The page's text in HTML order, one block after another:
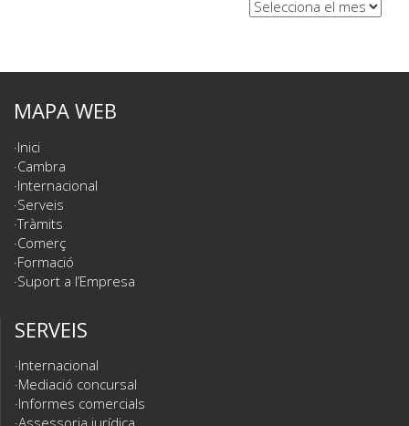
MAPA WEB
Inici
Cambra
Internacional
Serveis
Tràmits
Comerç
Formació
Suport a l’Empresa
SERVEIS
Internacional
Mediació concursal
Informes comercials
Assessoria jurídica